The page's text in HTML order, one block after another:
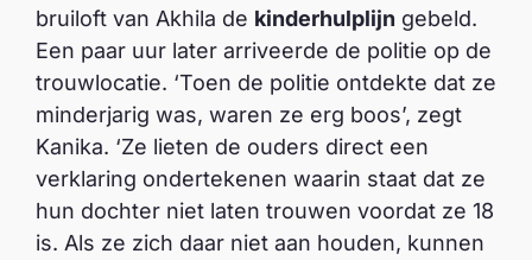
bruiloft van Akhila de kinderhulplijn gebeld.
Een paar uur later arriveerde de politie op de
trouwlocatie. ‘Toen de politie ontdekte dat ze
minderjarig was, waren ze erg boos’, zegt
Kanika. ‘Ze lieten de ouders direct een
verklaring ondertekenen waarin staat dat ze
hun dochter niet laten trouwen voordat ze 18
is. Als ze zich daar niet aan houden, kunnen